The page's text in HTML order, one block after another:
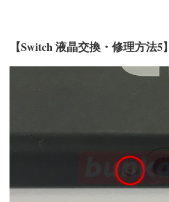
【Switch 液晶交換・修理方法5】